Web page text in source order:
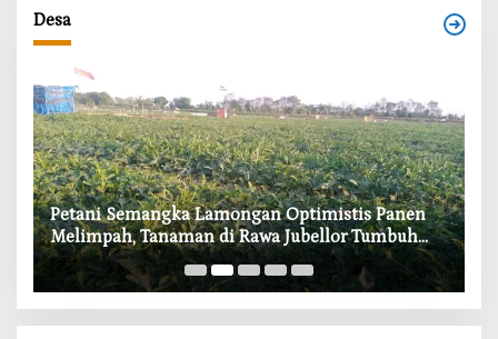
Desa
Petani Semangka Lamongan Optimistis Panen
Melimpah, Tanaman di Rawa Jubellor Tumbuh
Subur